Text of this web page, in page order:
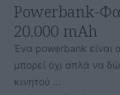
Powerbank-
20.000 mAh
Ένα powerbank είναι
μπορεί όχι απλά να
κινητού …